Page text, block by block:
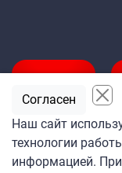
Подпишитесь
Наш сайт
технологии
информацией.
Согласен